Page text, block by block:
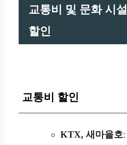
교통비 및 문화 시설
할인
교통비 할인
KTX, 새마을호: